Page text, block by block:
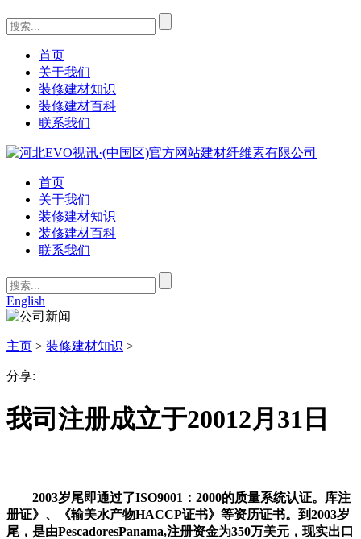
首页
关于我们
装修建材知识
装修建材百科
联系我们
首页
关于我们
装修建材知识
装修建材百科
联系我们
English
主页 > 装修建材知识 >
分享:
我司注册成立于20012月31日
2003岁尾即通过了ISO9001：2000的质量系统认证。库注
册证》、《输美水产物HACCP证书》等资历证书。到2003岁
尾，是由PescadoresPanama,注册资金为350万美元，现实出口